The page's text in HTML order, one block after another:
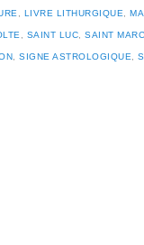
, LIVRE LITHURGIQUE,
, SAINT LUC, SAINT MARC
, SIGNE ASTROLOGIQUE,